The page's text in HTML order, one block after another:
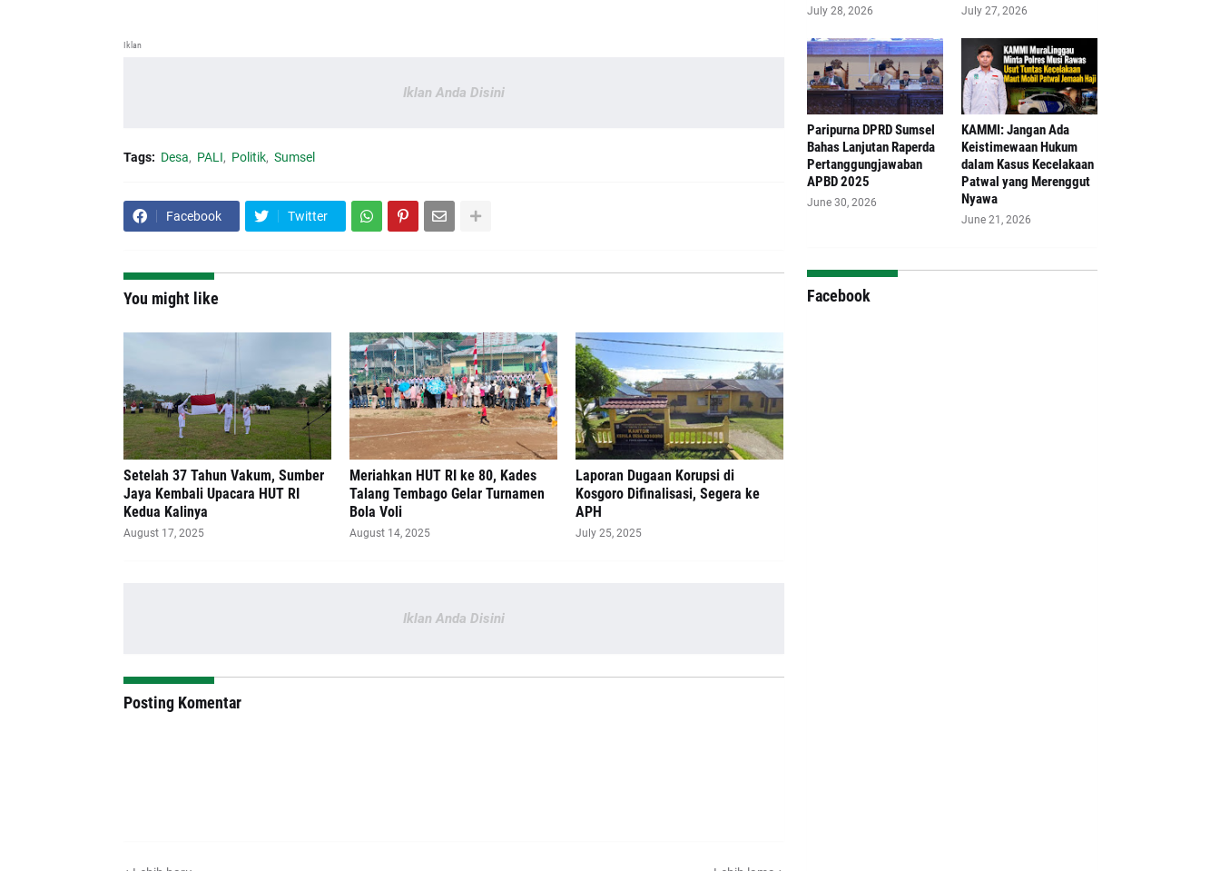
Iklan
Iklan Anda Disini
Tags: Desa PALI Politik Sumsel
Facebook Twitter
You might like
Setelah 37 Tahun Vakum, Sumber
Jaya Kembali Upacara HUT RI
Kedua Kalinya
August 17, 2025
Meriahkan HUT RI ke 80, Kades
Talang Tembago Gelar Turnamen
Bola Voli
August 14, 2025
Laporan Dugaan Korupsi di
Kosgoro Difinalisasi, Segera ke
APH
July 25, 2025
Iklan Anda Disini
Posting Komentar
July 28, 2026 July 27, 2026
Paripurna DPRD Sumsel
Bahas Lanjutan Raperda
Pertanggungjawaban
APBD 2025
June 30, 2026
‎KAMMI: Jangan Ada
Keistimewaan Hukum
dalam Kasus Kecelakaan
Patwal yang Merenggut
Nyawa
June 21, 2026
Facebook